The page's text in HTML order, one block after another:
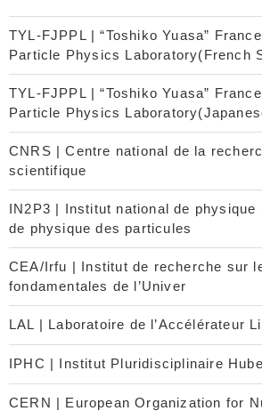
TYL-FJPPL | “Toshiko Yuasa”
Particle Physics Laboratory(French
TYL-FJPPL | “Toshiko Yuasa”
Particle Physics
CNRS | Centre national de la
scientifique
IN2P3 | Institut national de physique
de physique des particules
CEA/Irfu | Institut de recherche sur
fondamentales de l’Univer
LAL | Laboratoire de l’Accélérateur
IPHC | Institut Pluridisciplinaire
CERN | European Organization for